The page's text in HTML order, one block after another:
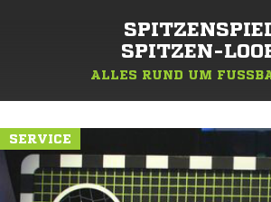
SPITZEN-
ALLES RUND UM
SERVICE